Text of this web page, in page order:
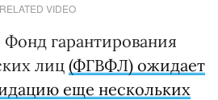
RELATED VIDEO
гарантирования
лиц (ФГВФЛ) ожидает
еще нескольких